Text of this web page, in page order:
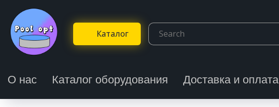
Каталог
О нас Каталог оборудования Доставка и оплата